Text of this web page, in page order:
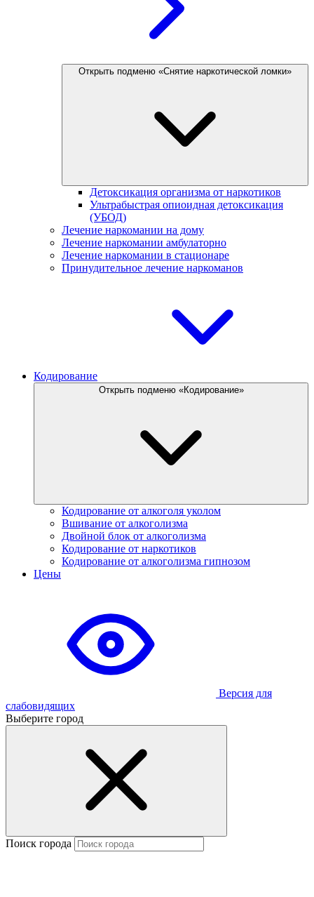
Открыть подменю «Снятие наркотической ломки»
Детоксикация организма от наркотиков
Ультрабыстрая опиоидная детоксикация
(УБОД)
Лечение наркомании на дому
Лечение наркомании амбулаторно
Лечение наркомании в стационаре
Принудительное лечение наркоманов
Кодирование
Открыть подменю «Кодирование»
Кодирование от алкоголя уколом
Вшивание от алкоголизма
Двойной блок от алкоголизма
Кодирование от наркотиков
Кодирование от алкоголизма гипнозом
Цены
Версия для
слабовидящих
Выберите город
Поиск города